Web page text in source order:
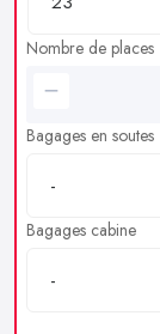
Nombre de places
Bagages en soutes
Bagages cabine